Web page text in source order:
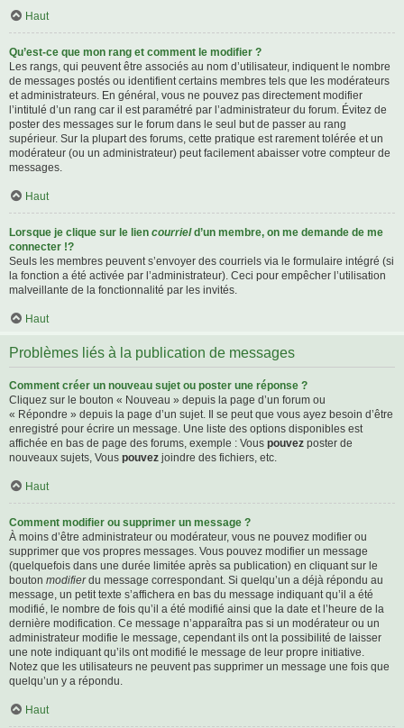
Haut
Qu’est-ce que mon rang et comment le modifier ?
Les rangs, qui peuvent être associés au nom d’utilisateur, indiquent le nombre
de messages postés ou identifient certains membres tels que les modérateurs
et administrateurs. En général, vous ne pouvez pas directement modifier
l’intitulé d’un rang car il est paramétré par l’administrateur du forum. Évitez de
poster des messages sur le forum dans le seul but de passer au rang
supérieur. Sur la plupart des forums, cette pratique est rarement tolérée et un
modérateur (ou un administrateur) peut facilement abaisser votre compteur de
messages.
Haut
Lorsque je clique sur le lien courrield’un membre, on me demande de me
connecter !?
Seuls les membres peuvent s’envoyer des courriels via le formulaire intégré (si
la fonction a été activée par l’administrateur). Ceci pour empêcher l’utilisation
malveillante de la fonctionnalité par les invités.
Haut
Problèmes liés à la publication de messages
Comment créer un nouveau sujet ou poster une réponse ?
Cliquez sur le bouton « Nouveau » depuis la page d’un forum ou
« Répondre » depuis la page d’un sujet. Il se peut que vous ayez besoin d’être
enregistré pour écrire un message. Une liste des options disponibles est
affichée en bas de page des forums, exemple : Vous pouvez poster de
nouveaux sujets, Vous pouvez joindre des fichiers, etc.
Haut
Comment modifier ou supprimer un message ?
À moins d’être administrateur ou modérateur, vous ne pouvez modifier ou
supprimer que vos propres messages. Vous pouvez modifier un message
(quelquefois dans une durée limitée après sa publication) en cliquant sur le
bouton modifierdu message correspondant. Si quelqu’un a déjà répondu au
message, un petit texte s’affichera en bas du message indiquant qu’il a été
modifié, le nombre de fois qu’il a été modifié ainsi que la date et l’heure de la
dernière modification. Ce message n’apparaîtra pas si un modérateur ou un
administrateur modifie le message, cependant ils ont la possibilité de laisser
une note indiquant qu’ils ont modifié le message de leur propre initiative.
Notez que les utilisateurs ne peuvent pas supprimer un message une fois que
quelqu’un y a répondu.
Haut